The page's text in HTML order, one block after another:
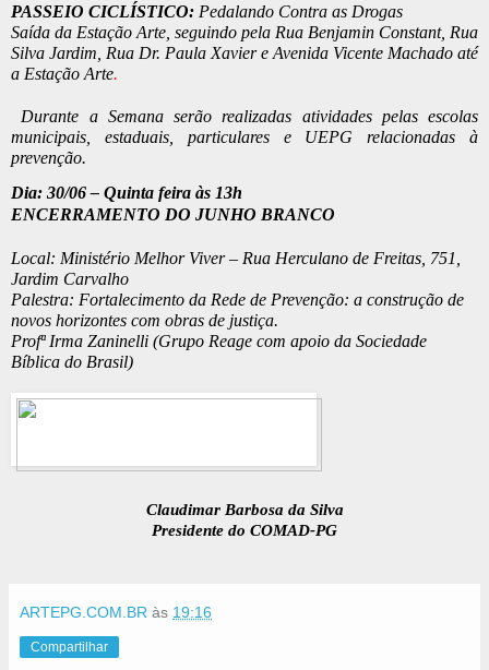
PASSEIO CICLÍSTICO: Pedalando Contra as Drogas
Saída da Estação Arte, seguindo pela Rua Benjamin Constant, Rua
Silva Jardim, Rua Dr. Paula Xavier e Avenida Vicente Machado até
a Estação Arte.
municipais, estaduais, particulares e UEPG relacionadas à
prevenção.
Dia: 30/06 – Quinta feira às 13h
ENCERRAMENTO DO JUNHO BRANCO
Local: Ministério Melhor Viver – Rua Herculano de Freitas, 751,
Jardim Carvalho
Palestra: Fortalecimento da Rede de Prevenção: a construção de
novos horizontes com obras de justiça.
Profª Irma Zaninelli (Grupo Reage com apoio da Sociedade
Bíblica do Brasil)
Claudimar Barbosa da Silva
Presidente do COMAD-PG
ARTEPG.COM.BR às 19:16
Compartilhar